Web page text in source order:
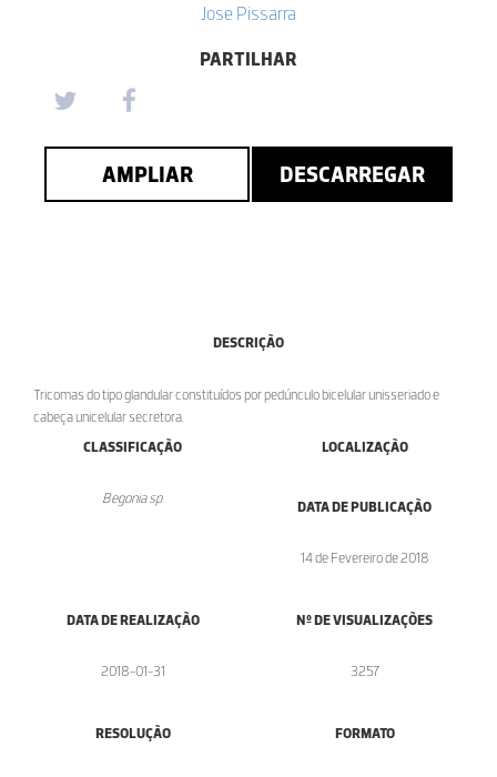
Jose Pissarra
PARTILHAR
AMPLIAR DESCARREGAR
DESCRIÇÃO
Tricomas do tipo glandular constituídos por pedúnculo bicelular unisseriado e
cabeça unicelular secretora.
CLASSIFICAÇÃO
Begonia sp.
LOCALIZAÇÃO
DATA DE PUBLICAÇÃO
14 de Fevereiro de 2018
DATA DE REALIZAÇÃO
2018-01-31
Nº DE VISUALIZAÇÕES
3257
RESOLUÇÃO FORMATO